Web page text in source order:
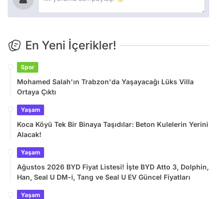
En Yeni İçerikler!
Spor
Mohamed Salah'ın Trabzon'da Yaşayacağı Lüks Villa
Ortaya Çıktı
Yaşam
Koca Köyü Tek Bir Binaya Taşıdılar: Beton Kulelerin Yerini
Alacak!
Yaşam
Ağustos 2026 BYD Fiyat Listesi! İşte BYD Atto 3, Dolphin,
Han, Seal U DM-i, Tang ve Seal U EV Güncel Fiyatları
Yaşam